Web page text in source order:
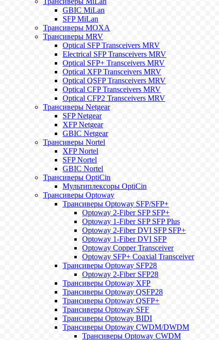
GBIC MiLan
SFP MiLan
Трансиверы MOXA
Трансиверы MRV
Optical SFP Transceivers MRV
Electrical SFP Transceivers MRV
Optical SFP+ Transceivers MRV
Optical XFP Transceivers MRV
Optical QSFP Transceivers MRV
Optical CFP Transceivers MRV
Optical CFP2 Transceivers MRV
Трансиверы Netgear
SFP Netgear
XFP Netgear
GBIC Netgear
Трансиверы Nortel
XFP Nortel
SFP Nortel
GBIC Nortel
Трансиверы OptiCin
Мультиплексоры OptiCin
Трансиверы Optoway
Трансиверы Optoway SFP/SFP+
Optoway 2-Fiber SFP SFP+
Optoway 1-Fiber SFP SFP Plus
Optoway 2-Fiber DVI SFP SFP+
Optoway 1-Fiber DVI SFP
Optoway Copper Transceiver
Optoway SFP+ Coaxial Transceiver
Трансиверы Optoway SFP28
Optoway 2-Fiber SFP28
Трансиверы Optoway XFP
Трансиверы Optoway QSFP28
Трансиверы Optoway QSFP+
Трансиверы Optoway SFF
Трансиверы Optoway BIDI
Трансиверы Optoway CWDM/DWDM
Трансиверы Optoway CWDM